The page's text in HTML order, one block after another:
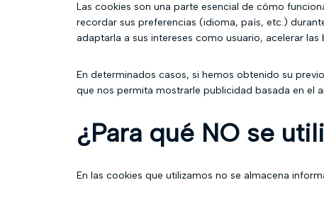
Las cookies son una parte esencial de cómo
recordar sus preferencias (idioma, país, etc.)
adaptarla a sus intereses como usuario, acelerar las
En determinados casos, si hemos obtenido su
que nos permita mostrarle publicidad basada en el
¿Para qué NO se
En las cookies que utilizamos no se almacena